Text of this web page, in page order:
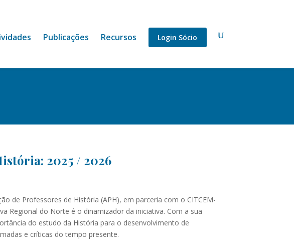
Publicações Recursos Login Sócio
2025 / 2026
de Professores de História (APH), em parceria com o CITCEM-
Regional do Norte é o dinamizador da iniciativa. Com a sua
do estudo da História para o desenvolvimento de
e críticas do tempo presente.